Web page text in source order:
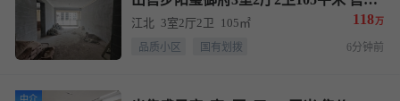
江北 3室2厅2卫 105㎡ 118万
品质小区 国有划拨 6分钟前
中介